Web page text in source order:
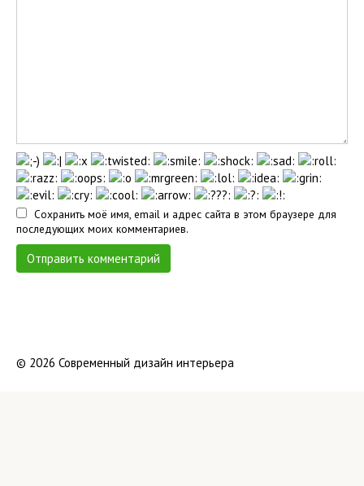
Сохранить моё имя, email и адрес сайта в этом браузере для
последующих моих комментариев.
© 2026 Современный дизайн интерьера